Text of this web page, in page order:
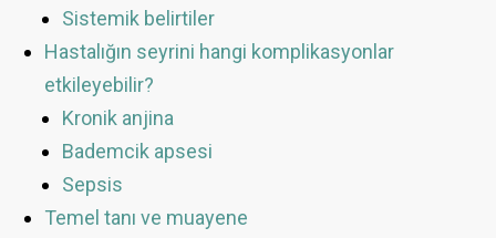
Sistemik belirtiler
Hastalığın seyrini hangi komplikasyonlar
etkileyebilir?
Kronik anjina
Bademcik apsesi
Sepsis
Temel tanı ve muayene